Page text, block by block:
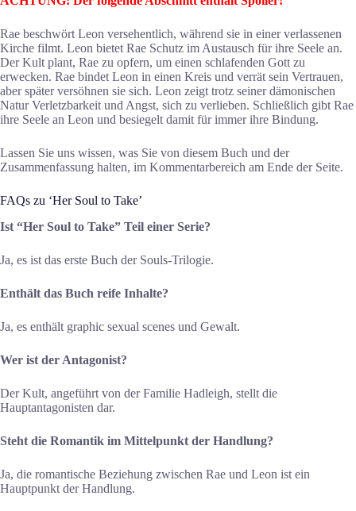
Rae beschwört Leon versehentlich, während sie in einer verlassenen
Kirche filmt. Leon bietet Rae Schutz im Austausch für ihre Seele an.
Der Kult plant, Rae zu opfern, um einen schlafenden Gott zu
erwecken. Rae bindet Leon in einen Kreis und verrät sein Vertrauen,
aber später versöhnen sie sich. Leon zeigt trotz seiner dämonischen
Natur Verletzbarkeit und Angst, sich zu verlieben. Schließlich gibt Rae
ihre Seele an Leon und besiegelt damit für immer ihre Bindung.
Lassen Sie uns wissen, was Sie von diesem Buch und der
Zusammenfassung halten, im Kommentarbereich am Ende der Seite.
FAQs zu ‘Her Soul to Take’
Ist “Her Soul to Take” Teil einer Serie?
Ja, es ist das erste Buch der Souls-Trilogie.
Enthält das Buch reife Inhalte?
Ja, es enthält graphic sexual scenes und Gewalt.
Wer ist der Antagonist?
Der Kult, angeführt von der Familie Hadleigh, stellt die
Hauptantagonisten dar.
Steht die Romantik im Mittelpunkt der Handlung?
Ja, die romantische Beziehung zwischen Rae und Leon ist ein
Hauptpunkt der Handlung.